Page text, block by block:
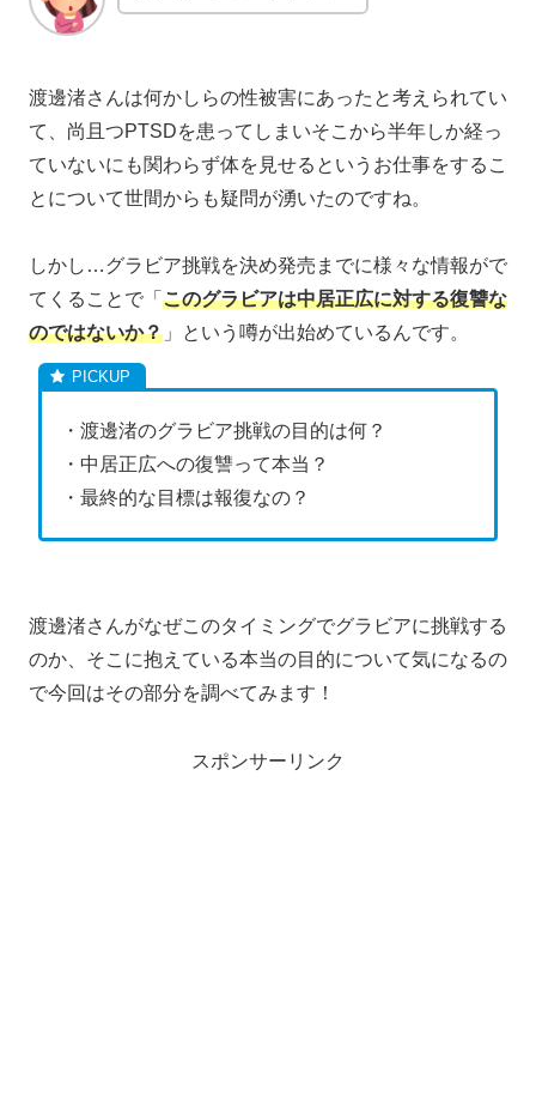
渡邊渚さんは何かしらの性被害にあったと考えられてい
て、尚且つPTSDを患ってしまいそこから半年しか経っ
ていないにも関わらず体を見せるというお仕事をするこ
とについて世間からも疑問が湧いたのですね。
しかし…グラビア挑戦を決め発売までに様々な情報がで
てくることで「 このグラビアは中居正広に対する復讐な
のではないか？ 」という噂が出始めているんです。
・渡邊渚のグラビア挑戦の目的は何？
・中居正広への復讐って本当？
・最終的な目標は報復なの？
渡邊渚さんがなぜこのタイミングでグラビアに挑戦する
のか、そこに抱えている本当の目的について気になるの
で今回はその部分を調べてみます！
スポンサーリンク